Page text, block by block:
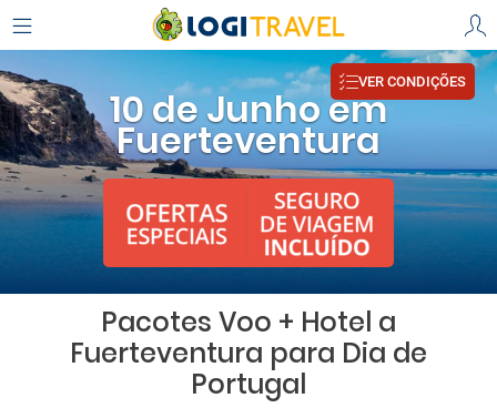
10 de Junho em
Fuerteventura
VER CONDIÇÕES
Pacotes Voo + Hotel a
Fuerteventura para Dia de
Portugal